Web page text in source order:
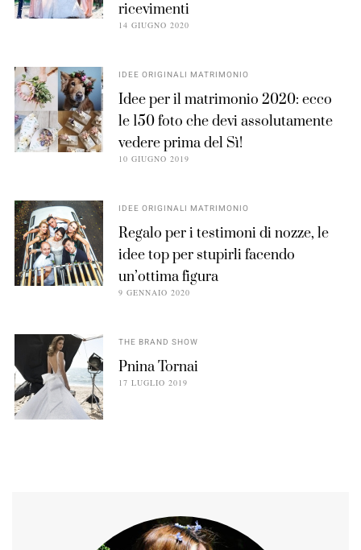
ricevimenti
14 GIUGNO 2020
IDEE ORIGINALI MATRIMONIO
Idee per il matrimonio 2020: ecco
le 150 foto che devi assolutamente
vedere prima del Sì!
10 GIUGNO 2019
IDEE ORIGINALI MATRIMONIO
Regalo per i testimoni di nozze, le
idee top per stupirli facendo
un’ottima figura
9 GENNAIO 2020
THE BRAND SHOW
Pnina Tornai
17 LUGLIO 2019